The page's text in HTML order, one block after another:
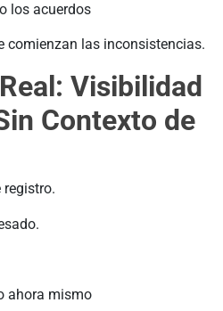
los acuerdos
comienzan las inconsistencias.
Visibilidad
Contexto de
registro.
ahora mismo